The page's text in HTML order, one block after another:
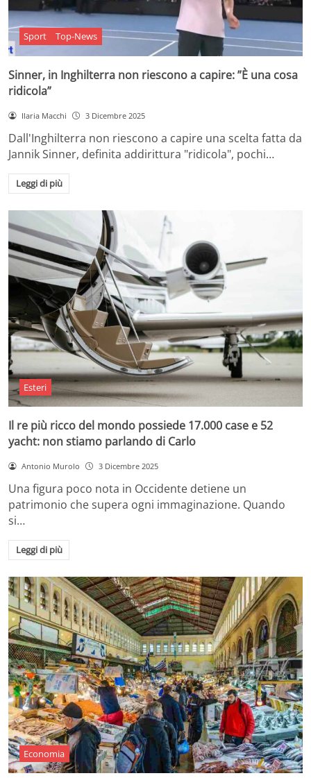
Sport Top-News
Sinner, in Inghilterra non riescono a capire: ”È una cosa
ridicola”
Ilaria Macchi 3 Dicembre 2025
Dall'Inghilterra non riescono a capire una scelta fatta da
Jannik Sinner, definita addirittura "ridicola", pochi…
Leggi di più
Esteri
Il re più ricco del mondo possiede 17.000 case e 52
yacht: non stiamo parlando di Carlo
Antonio Murolo 3 Dicembre 2025
Una figura poco nota in Occidente detiene un
patrimonio che supera ogni immaginazione. Quando
si…
Leggi di più
Economia